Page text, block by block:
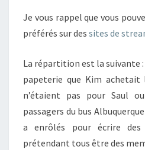
Je vous rappel que vous
préférés sur des sites de
La répartition est la suivante
papeterie que Kim achetait
n’étaient pas pour Saul
passagers du bus
a enrôlés pour écrire
prétendant tous être des